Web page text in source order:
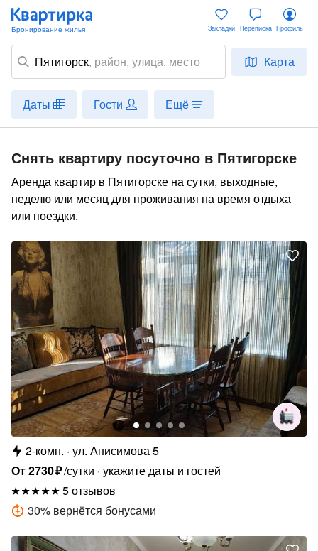
Пятигорск, район, улица, место Карта
Закладки Переписка Профиль
Даты Гости Ещё
Снять квартиру посуточно в Пятигорске
Аренда квартир в Пятигорске на сутки, выходные,
неделю или месяц для проживания на время отдыха
или поездки.
2-комн. ул. Анисимова 5
От2730₽/сутки укажите даты и гостей
5 отзывов
30% вернётся бонусами